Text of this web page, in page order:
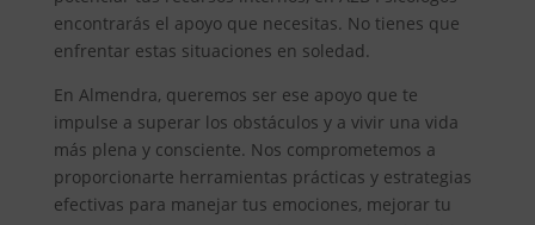
encontrarás el apoyo que necesitas. No tienes que
enfrentar estas situaciones en soledad.
En Almendra, queremos ser ese apoyo que te
impulse a superar los obstáculos y a vivir una vida
más plena y consciente. Nos comprometemos a
proporcionarte herramientas prácticas y estrategias
efectivas para manejar tus emociones, mejorar tu